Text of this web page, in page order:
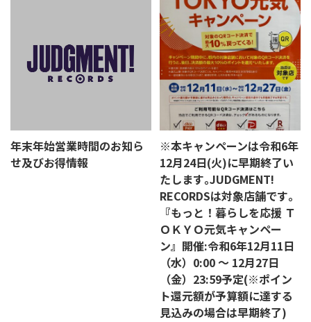
年末年始営業時間のお知ら
せ及びお得情報
※本キャンペーンは令和6年
12月24日(火)に早期終了い
たします｡JUDGMENT!
RECORDSは対象店舗です｡
『もっと！暮らしを応援 Ｔ
ＯＫＹＯ元気キャンペー
ン』開催:令和6年12月11日
（水）0:00 ～ 12月27日
（金）23:59予定(※ポイン
ト還元額が予算額に達する
見込みの場合は早期終了)